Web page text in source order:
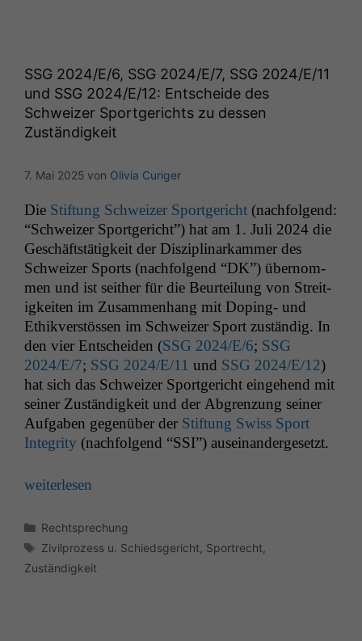
SSG 2024/E/6, SSG 2024/E/7, SSG 2024/E/11
und SSG 2024/E/12: Entscheide des
Schweizer Sportgerichts zu dessen
Zuständigkeit
7. Mai 2025 von Olivia Curiger
Die Stiftung Schweiz­er Sport­gericht (nach­fol­gend:
“Schweiz­er Sport­gericht”) hat am 1. Juli 2024 die
Geschäft­stätigkeit der Diszi­pli­narkam­mer des
Schweiz­er Sports (nach­fol­gend “DK”) über­nom­
men und ist sei­ther für die Beurteilung von Stre­it­
igkeit­en im Zusam­men­hang mit Dop­ing- und
Ethikver­stössen im Schweiz­er Sport zuständig. In
den vier Entschei­den (SSG 2024/E/6; SSG
2024/E/7; SSG 2024/E/11 und SSG 2024/E/12)
hat sich das Schweiz­er Sport­gericht einge­hend mit
sein­er Zuständigkeit und der Abgren­zung sein­er
Auf­gaben gegenüber der Stiftung Swiss Sport
Integri­ty (nach­fol­gend “SSI”) auseinandergesetzt.
weit­er­lesen
Kategorien
Rechtsprechung
Schlagwörter
Zivilprozess u. Schiedsgericht Sportrecht
Zuständigkeit